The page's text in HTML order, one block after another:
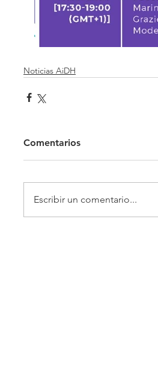
Noticias AiDH
Comentarios
Escribir un comentario...